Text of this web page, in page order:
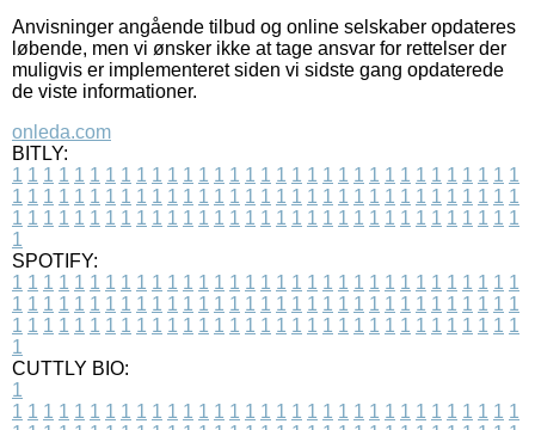
Anvisninger angående tilbud og online selskaber opdateres
løbende, men vi ønsker ikke at tage ansvar for rettelser der
muligvis er implementeret siden vi sidste gang opdaterede
de viste informationer.
onleda.com
BITLY:
1 1 1 1 1 1 1 1 1 1 1 1 1 1 1 1 1 1 1 1 1 1 1 1 1 1 1 1 1 1 1 1 1
1 1 1 1 1 1 1 1 1 1 1 1 1 1 1 1 1 1 1 1 1 1 1 1 1 1 1 1 1 1 1 1 1
1 1 1 1 1 1 1 1 1 1 1 1 1 1 1 1 1 1 1 1 1 1 1 1 1 1 1 1 1 1 1 1 1
1
SPOTIFY:
1 1 1 1 1 1 1 1 1 1 1 1 1 1 1 1 1 1 1 1 1 1 1 1 1 1 1 1 1 1 1 1 1
1 1 1 1 1 1 1 1 1 1 1 1 1 1 1 1 1 1 1 1 1 1 1 1 1 1 1 1 1 1 1 1 1
1 1 1 1 1 1 1 1 1 1 1 1 1 1 1 1 1 1 1 1 1 1 1 1 1 1 1 1 1 1 1 1 1
1
CUTTLY BIO:
1
1 1 1 1 1 1 1 1 1 1 1 1 1 1 1 1 1 1 1 1 1 1 1 1 1 1 1 1 1 1 1 1 1